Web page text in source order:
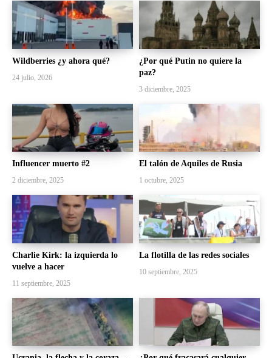
Wildberries ¿y ahora qué?
24 julio, 2026
¿Por qué Putin no quiere la
paz?
3 diciembre, 2025
Influencer muerto #2
2 diciembre, 2025
El talón de Aquiles de Rusia
1 octubre, 2025
Charlie Kirk: la izquierda lo
vuelve a hacer
11 septiembre, 2025
La flotilla de las redes sociales
10 septiembre, 2025